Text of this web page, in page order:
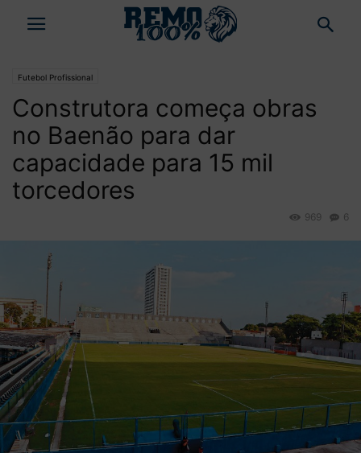
Futebol Profissional
Construtora começa obras
no Baenão para dar
capacidade para 15 mil
torcedores
6
969